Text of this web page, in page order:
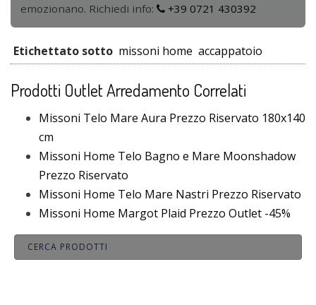
emozionano. Richiedi info:
+39 0721 430392
Etichettato sotto missoni home accappatoio
Prodotti Outlet Arredamento Correlati
Missoni Telo Mare Aura Prezzo Riservato 180x140
cm
Missoni Home Telo Bagno e Mare Moonshadow
Prezzo Riservato
Missoni Home Telo Mare Nastri Prezzo Riservato
Missoni Home Margot Plaid Prezzo Outlet -45%